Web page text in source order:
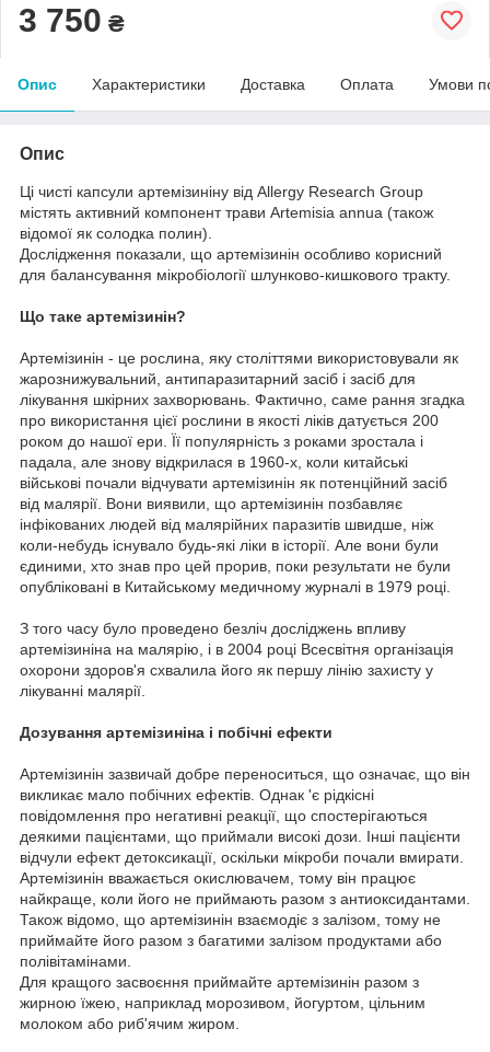
3 750 ₴
Опис Характеристики Доставка Оплата Умови
Опис
Ці чисті капсули артемізиніну від Allergy Research Group
містять активний компонент трави Artemisia annua (також
відомої як солодка полин).
Дослідження показали, що артемізинін особливо корисний
для балансування мікробіології шлунково-кишкового тракту.
Що таке артемізинін?
Артемізинін - це рослина, яку століттями використовували як
жарознижувальний, антипаразитарний засіб і засіб для
лікування шкірних захворювань. Фактично, саме рання згадка
про використання цієї рослини в якості ліків датується 200
роком до нашої ери. Її популярність з роками зростала і
падала, але знову відкрилася в 1960-х, коли китайські
військові почали відчувати артемізинін як потенційний засіб
від малярії. Вони виявили, що артемізинін позбавляє
інфікованих людей від малярійних паразитів швидше, ніж
коли-небудь існувало будь-які ліки в історії. Але вони були
єдиними, хто знав про цей прорив, поки результати не були
опубліковані в Китайському медичному журналі в 1979 році.
З того часу було проведено безліч досліджень впливу
артемізиніна на малярію, і в 2004 році Всесвітня організація
охорони здоров'я схвалила його як першу лінію захисту у
лікуванні малярії.
Дозування артемізиніна і побічні ефекти
Артемізинін зазвичай добре переноситься, що означає, що він
викликає мало побічних ефектів. Однак 'є рідкісні
повідомлення про негативні реакції, що спостерігаються
деякими пацієнтами, що приймали високі дози. Інші пацієнти
відчули ефект детоксикації, оскільки мікроби почали вмирати.
Артемізинін вважається окислювачем, тому він працює
найкраще, коли його не приймають разом з антиоксидантами.
Також відомо, що артемізинін взаємодіє з залізом, тому не
приймайте його разом з багатими залізом продуктами або
полівітамінами.
Для кращого засвоєння приймайте артемізинін разом з
жирною їжею, наприклад морозивом, йогуртом, цільним
молоком або риб'ячим жиром.